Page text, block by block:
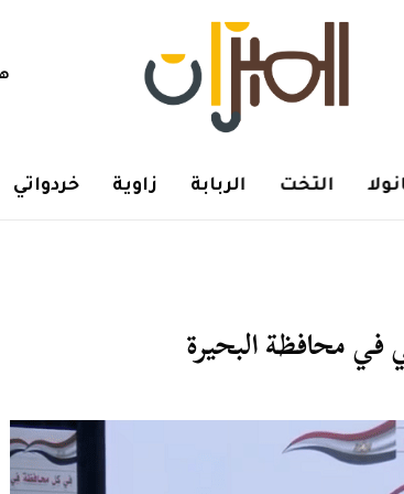
التخت الربابة زاوية خردواتي
في محافظة البحيرة